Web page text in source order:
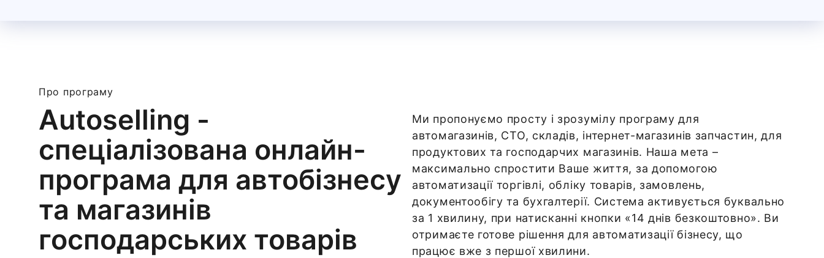
Про програму
Autoselling -
спеціалізована онлайн-
програма для автобізнесу
та магазинів
господарських товарів
Ми пропонуємо просту і зрозумілу програму для
автомагазинів, СТО, складів, інтернет-магазинів запчастин, для
продуктових та господарчих магазинів. Наша мета –
максимально спростити Ваше життя, за допомогою
автоматизації торгівлі, обліку товарів, замовлень,
документообігу та бухгалтерії. Система активується буквально
за 1 хвилину, при натисканні кнопки «14 днів безкоштовно». Ви
отримаєте готове рішення для автоматизації бізнесу, що
працює вже з першої хвилини.